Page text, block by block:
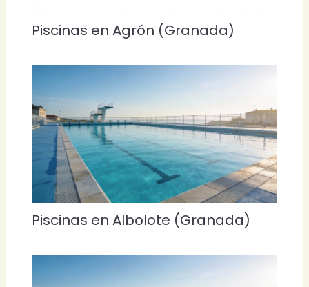
Piscinas en Agrón (Granada)
Piscinas en Albolote (Granada)